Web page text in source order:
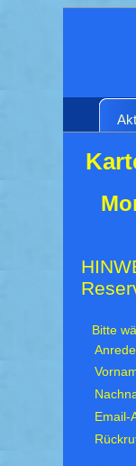
Bitte
Email-